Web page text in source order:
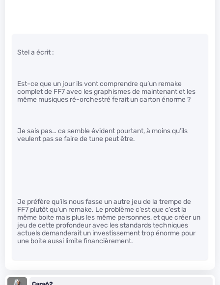
Stel a écrit :
Est-ce que un jour ils vont comprendre qu’un remake
complet de FF7 avec les graphismes de maintenant et les
même musiques ré-orchestré ferait un carton énorme ?
Je sais pas… ca semble évident pourtant, à moins qu’ils
veulent pas se faire de tune peut être.
Je préfère qu’ils nous fasse un autre jeu de la trempe de
FF7 plutôt qu’un remake. Le problème c’est que c’est la
même boite mais plus les même personnes, et que créer un
jeu de cette profondeur avec les standards techniques
actuels demanderait un investissement trop énorme pour
une boite aussi limite financièrement.